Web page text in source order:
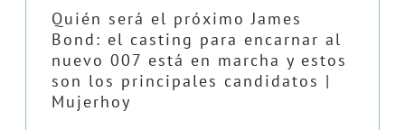
Quién será el próximo James
Bond: el casting para encarnar al
nuevo 007 está en marcha y estos
son los principales candidatos |
Mujerhoy